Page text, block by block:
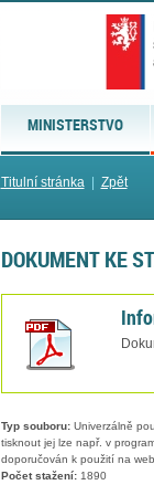
MINISTERSTVO
Titulní stránka| Zpět
DOKUMENT KE
Typ souboru:Univerzálně
tisknout jej lze např. v
doporučován k použití na
Počet stažení:1890